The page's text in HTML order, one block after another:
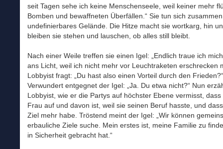
seit Tagen sehe ich keine Menschenseele, weil keiner mehr
Bomben und bewaffneten Überfällen.“ Sie tun sich
undefinierbares Gelände. Die Hitze macht sie wortkarg, hin
bleiben sie stehen und lauschen, ob alles still bleibt.
Nach einer Weile treffen sie einen Igel: „Endlich traue ich
ans Licht, weil ich nicht mehr vor Leuchtraketen erschrecken
Lobbyist fragt: „Du hast also einen Vorteil durch den Frieden?“
Verwundert entgegnet der Igel: „Ja. Du etwa nicht?“ Nun
Lobbyist, wie er die Partys auf höchster Ebene vermisst, dass
Frau auf und davon ist, weil sie seinen Beruf hasste, und
Ziel mehr habe. Tröstend meint der Igel: „Wir können
erbauliche Ziele suche. Mein erstes ist, meine Familie zu
in Sicherheit gebracht hat.“